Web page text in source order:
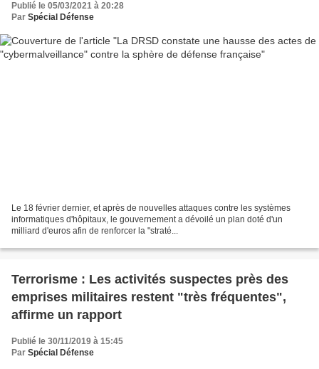
Publié le 05/03/2021 à 20:28
Par Spécial Défense
Le 18 février dernier, et après de nouvelles attaques contre les systèmes
informatiques d'hôpitaux, le gouvernement a dévoilé un plan doté d'un
milliard d'euros afin de renforcer la "straté...
Terrorisme : Les activités suspectes près des
emprises militaires restent "très fréquentes",
affirme un rapport
Publié le 30/11/2019 à 15:45
Par Spécial Défense